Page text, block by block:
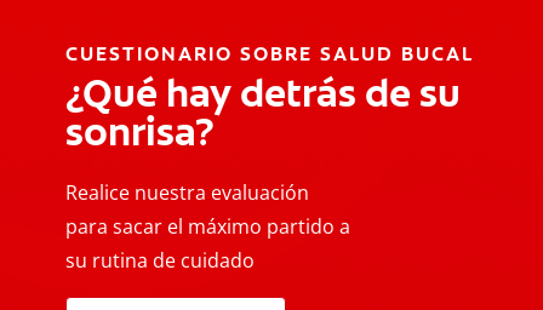
CUESTIONARIO SOBRE SALUD BUCAL
¿Qué hay detrás de su
sonrisa?
Realice nuestra evaluación
para sacar el máximo partido a
su rutina de cuidado